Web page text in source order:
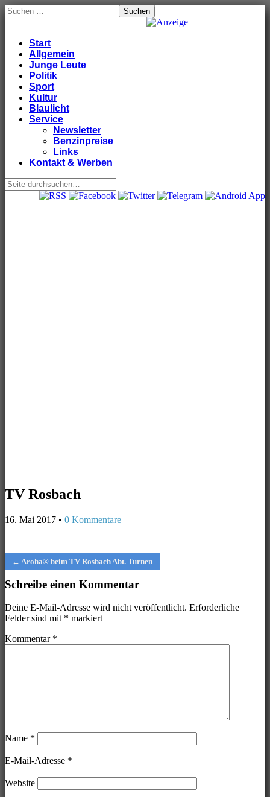
Suchen
nach:
Nachrichten aus dem Ländchen für das Ländchen
Main
menu
Skip
content
Start
Allgemein
Junge Leute
Politik
Sport
Kultur
Blaulicht
Service
Newsletter
Benzinpreise
Links
Kontakt & Werben
Sub
TV Rosbach
16. Mai 2017 • 0 Kommentare
Post
← Aroha® beim TV Rosbach Abt. Turnen
Schreibe einen Kommentar
Deine E-Mail-Adresse wird nicht veröffentlicht. Erforderliche
Felder sind mit * markiert
Kommentar *
Name *
E-Mail-Adresse *
Website